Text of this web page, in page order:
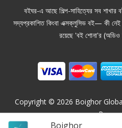
Boighor
বইঘর-এ আছে শিল্প-সাহিত্যের সব শাখার
সদ্যপ্রকাশিত কিংবা এক্সক্লুসিভ বই— কী
রয়েছে 'বই শোনা'র
Copyright © 2026 Boighor